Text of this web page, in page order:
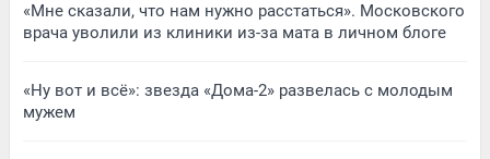
«Мне сказали, что нам нужно расстаться». Московского
врача уволили из клиники из-за мата в личном блоге
«Ну вот и всё»: звезда «Дома-2» развелась с молодым
мужем